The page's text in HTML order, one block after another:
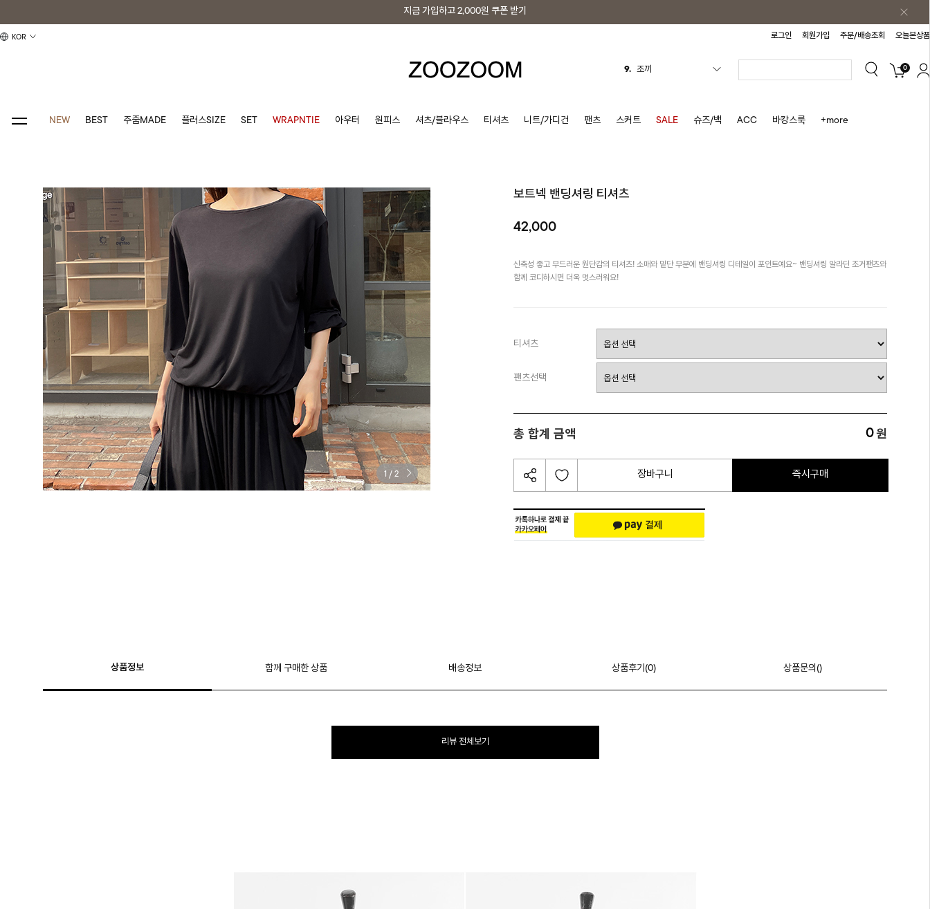
지금 가입하고 2,000원 쿠폰 받기
KOR 로그인 회원가입 주문/배송조회 오늘본상품
9. 조끼
1.
8. 바지
0
NEW BEST 주줌MADE 플러스SIZE SET WRAPNTIE 아우터 원피스 셔츠/블라우스 티셔츠 니트/가디건 팬츠 스커트 SALE 슈즈/백 ACC 바캉스룩 +more
1 /2
보트넥 밴딩셔링 티셔츠
42,000
신축성 좋고 부드러운 원단감의 티셔츠! 소매와 밑단 부분에 밴딩셔링 디테일이 포인트예요~ 밴딩셔링 알라딘 조거팬츠와
함께 코디하시면 더욱 멋스러워요!
티셔츠
팬츠선택
총 합계 금액 0원
장바구니 즉시구매
상품정보 함께 구매한 상품 배송정보 상품후기(0) 상품문의()
리뷰 전체보기